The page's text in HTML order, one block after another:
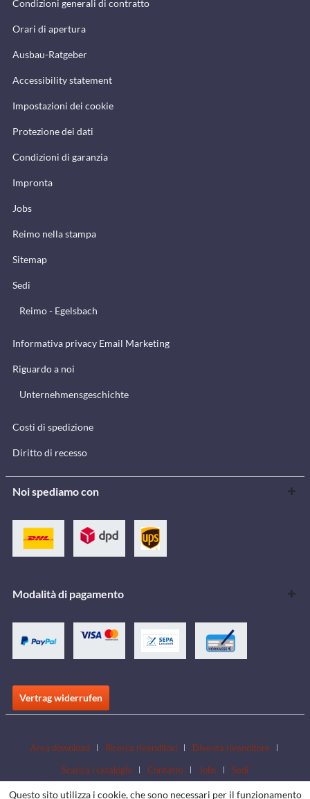
Condizioni generali di contratto
Orari di apertura
Ausbau-Ratgeber
Accessibility statement
Impostazioni dei cookie
Protezione dei dati
Condizioni di garanzia
Impronta
Jobs
Reimo nella stampa
Sitemap
Sedi
Reimo - Egelsbach
Informativa privacy Email Marketing
Riguardo a noi
Unternehmensgeschichte
Costi di spedizione
Diritto di recesso
Noi spediamo con
Modalità di pagamento
Vertrag widerrufen
Area download Ricerca rivenditori
Diventa rivenditore
Scarica i cataloghi
Contatto Jobs Sedi
Questo sito utilizza i cookie, che sono necessari per il funzionamento